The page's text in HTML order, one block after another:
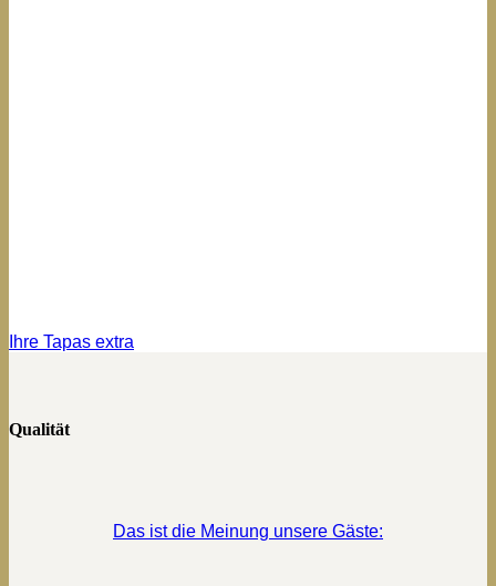
Ihre Tapas extra
Qualität
Das ist die Meinung unsere Gäste: